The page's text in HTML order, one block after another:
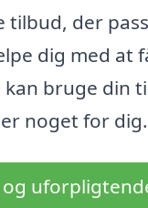
tilbud, der
dig med at
bruge din
noget for dig.